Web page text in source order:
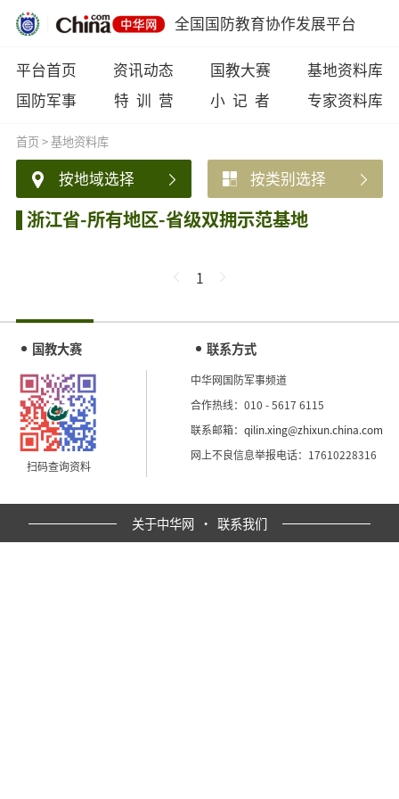
全国国防教育协作发展平台
平台首页 资讯动态 国教大赛
基地资料库
国防军事
特 训 营 小 记 者 专家资料库
首页>基地资料库
按地域选择 按类别选择
浙江省-所有地区-省级双拥示范基地
1
国教大赛
扫码查询资料
联系方式
中华网国防军事频道
合作热线：010 - 5617 6115
联系邮箱：qilin.xing@zhixun.china.com
网上不良信息举报电话：17610228316
关于中华网 · 联系我们